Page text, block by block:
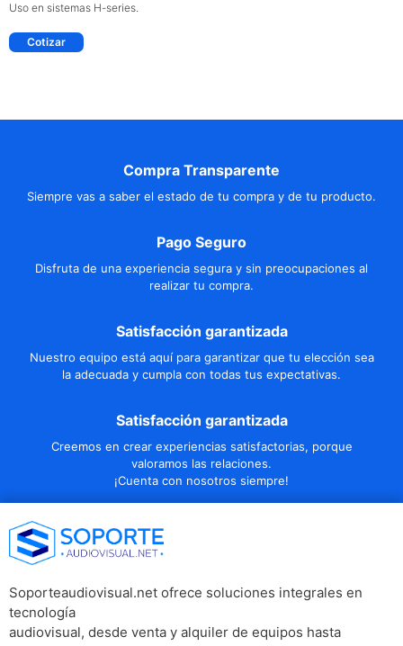
Uso en sistemas H-series.
Cotizar
Compra Transparente
Siempre vas a saber el estado de tu compra y de tu producto.
Pago Seguro
Disfruta de una experiencia segura y sin preocupaciones al
realizar tu compra.
Satisfacción garantizada
Nuestro equipo está aquí para garantizar que tu elección sea
la adecuada y cumpla con todas tus expectativas.
Satisfacción garantizada
Creemos en crear experiencias satisfactorias, porque
valoramos las relaciones.
¡Cuenta con nosotros siempre!
Soporteaudiovisual.net ofrece soluciones integrales en
tecnología
audiovisual, desde venta y alquiler de equipos hasta